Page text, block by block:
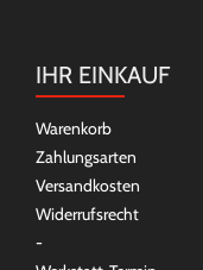
IHR EINKAUF
Warenkorb
Zahlungsarten
Versandkosten
Widerrufsrecht
-